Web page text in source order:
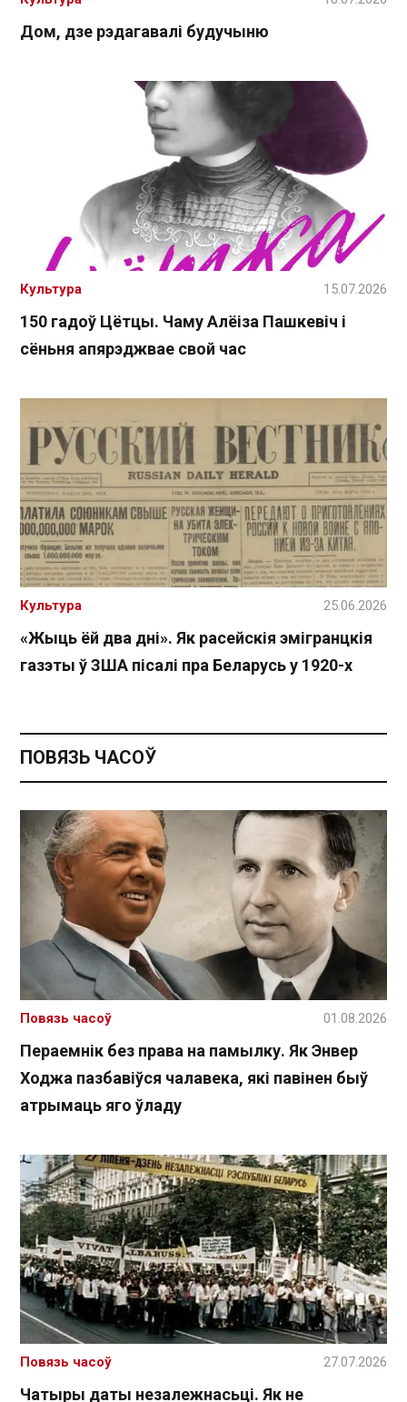
Дом, дзе рэдагавалі будучыню
150 гадоў Цётцы. Чаму Алёіза Пашкевіч і
сёньня апярэджвае свой час
Культура 15.07.2026
«Жыць ёй два дні». Як расейскія эмігранцкія
газэты ў ЗША пісалі пра Беларусь у 1920-х
Культура 25.06.2026
ПОВЯЗЬ ЧАСОЎ
Пераемнік без права на памылку. Як Энвер
Ходжа пазбавіўся чалавека, які павінен быў
атрымаць яго ўладу
Повязь часоў 01.08.2026
Чатыры даты незалежнасьці. Як не
Повязь часоў 27.07.2026